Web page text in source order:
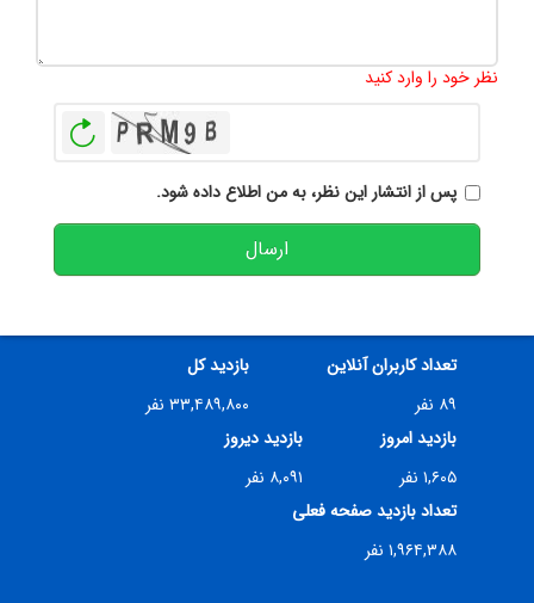
نظر خود را وارد کنید
پس از انتشار این نظر، به من اطلاع داده شود.
ارسال
تعداد کاربران آنلاین
۸۹ نفر
بازدید کل
۳۳,۴۸۹,۸۰۰ نفر
بازدید امروز
۱,۶۰۵ نفر
بازدید دیروز
۸,۰۹۱ نفر
تعداد بازدید صفحه فعلی
۱,۹۶۴,۳۸۸ نفر